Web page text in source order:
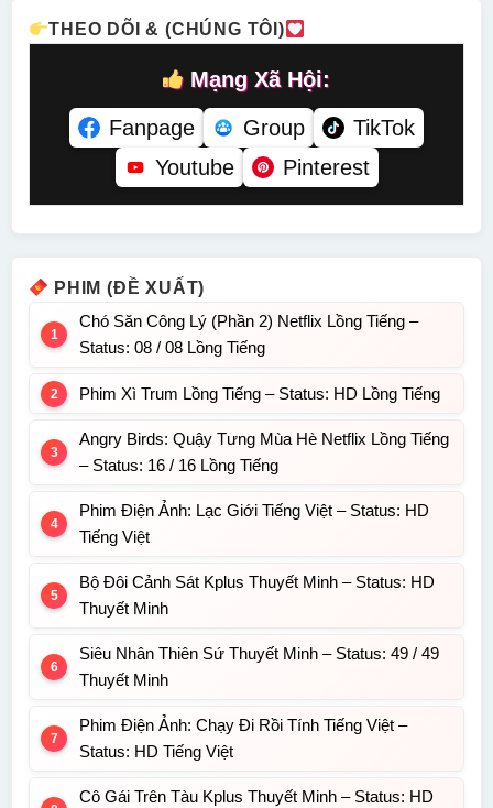
THEO DÕI & (CHÚNG TÔI)
Mạng Xã Hội:
Fanpage
Group
TikTok
Youtube
Pinterest
PHIM (ĐỀ XUẤT)
Chó Săn Công Lý (Phần 2) Netflix Lồng Tiếng –
Status: 08 / 08 Lồng Tiếng
Phim Xì Trum Lồng Tiếng – Status: HD Lồng Tiếng
Angry Birds: Quậy Tưng Mùa Hè Netflix Lồng Tiếng
– Status: 16 / 16 Lồng Tiếng
Phim Điện Ảnh: Lạc Giới Tiếng Việt – Status: HD
Tiếng Việt
Bộ Đôi Cảnh Sát Kplus Thuyết Minh – Status: HD
Thuyết Minh
Siêu Nhân Thiên Sứ Thuyết Minh – Status: 49 / 49
Thuyết Minh
Phim Điện Ảnh: Chạy Đi Rồi Tính Tiếng Việt –
Status: HD Tiếng Việt
Cô Gái Trên Tàu Kplus Thuyết Minh – Status: HD